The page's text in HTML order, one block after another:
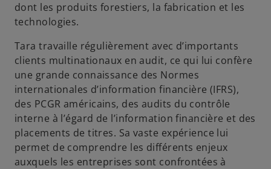
dont les produits forestiers, la fabrication et les
technologies.
Tara travaille régulièrement avec d’importants
clients multinationaux en audit, ce qui lui confère
une grande connaissance des Normes
internationales d’information financière (IFRS),
des PCGR américains, des audits du contrôle
interne à l’égard de l’information financière et des
placements de titres. Sa vaste expérience lui
permet de comprendre les différents enjeux
auxquels les entreprises sont confrontées à